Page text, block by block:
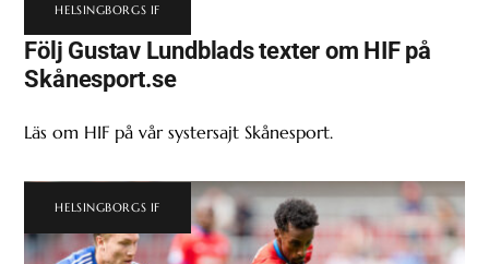
HELSINGBORGS IF
Följ Gustav Lundblads texter om HIF på
Skånesport.se
Läs om HIF på vår systersajt Skånesport.
HELSINGBORGS IF